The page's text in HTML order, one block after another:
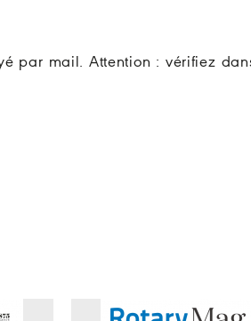
par mail. Attention : vérifiez